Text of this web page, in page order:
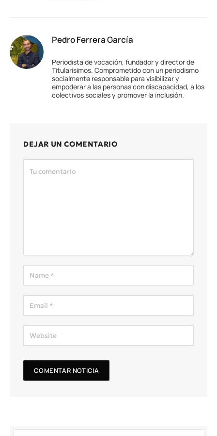
Pedro Ferrera García
Periodista de vocación, fundador y director de
Titularísimos. Comprometido con un periodismo
socialmente responsable para visibilizar y
empoderar a las personas con discapacidad, a los
colectivos sociales y promover la inclusión.
DEJAR UN COMENTARIO